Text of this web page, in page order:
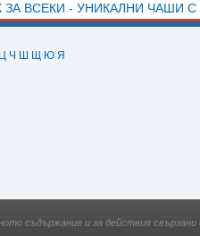
Ц Ч Ш Щ Ю Я
ЗА ВСЕКИ - УНИКАЛНИ ЧАШИ
съдържание и за действия